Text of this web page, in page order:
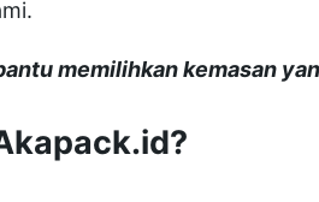
memilihkan kemasan